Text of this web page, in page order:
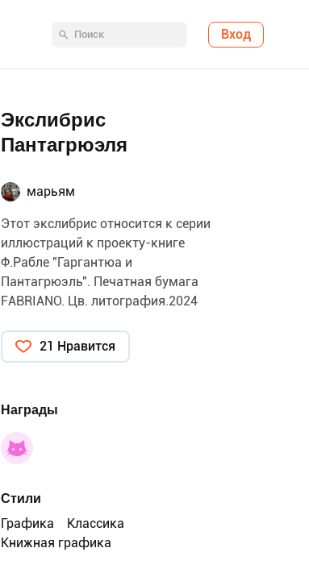
Вход
Экслибрис
Пантагрюэля
марьям
Этот экслибрис относится к серии
иллюстраций к проекту-книге
Ф.Рабле "Гаргантюа и
Пантагрюэль". Печатная бумага
FABRIANO. Цв. литография.2024
21 Нравится
Награды
Стили
Графика
Классика
Книжная графика